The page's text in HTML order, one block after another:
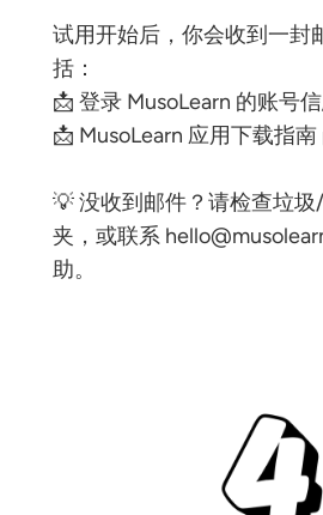
试用开始后，你会收到一封
括：
📩 登录 MusoLearn 的账号
📩 MusoLearn 应用下载指
💡 没收到邮件？请检查垃
夹，或联系
助。